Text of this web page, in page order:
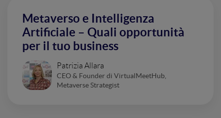
Metaverso e Intelligenza
Artificiale – Quali opportunità
per il tuo business
Patrizia Allara
CEO & Founder di VirtualMeetHub,
Metaverse Strategist